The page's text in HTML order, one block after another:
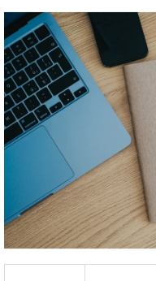
produktu
je
0,0
z
5
hvězdiček.